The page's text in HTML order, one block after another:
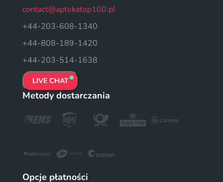
contact@aptekatop100.pl
+44-203-608-1340
+44-808-189-1420
+44-203-514-1638
LIVE CHAT
Metody dostarczania
Opcje płatności